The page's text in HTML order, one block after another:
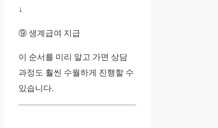
↓
⑨ 생계급여 지급
이 순서를 미리 알고 가면 상담
과정도 훨씬 수월하게 진행할 수
있습니다.